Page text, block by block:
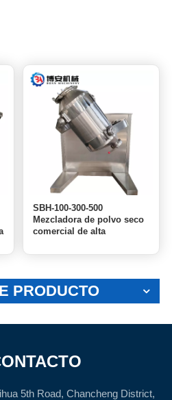
SBH-100-300-500
Mezcladora de polvo seco
comercial de alta
masa para pan
PRODUCTO
5th Road, Chancheng District,